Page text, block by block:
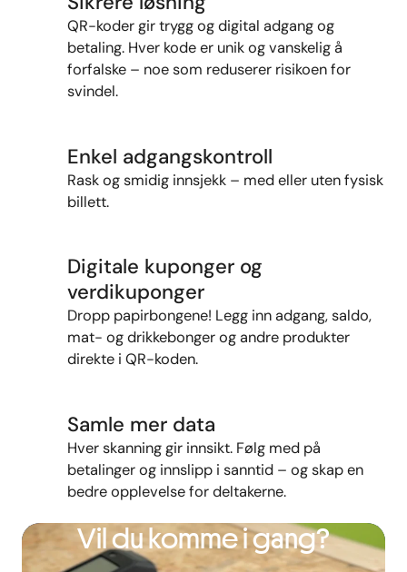
QR-kodergirtryggogdigital adgangog
betaling. Hver kodeer unikogvanskeligå
forfalske – noesom reduserer risikoenfor
svindel.
Enkel adgangskontroll
Raskogsmidig innsjekk – medeller utenfysisk
billett.
Digitale kuponger og
verdikuponger
Dropp papirbongene! Legg innadgang,saldo,
mat- ogdrikkebongerogandre produkter
direkte i QR-koden.
Samle mer data
Hverskanninggir innsikt. Følg med på
betalingerog innslipp i sanntid – ogskapen
bedreopplevelsefordeltakerne.
Vil du komme i gang?